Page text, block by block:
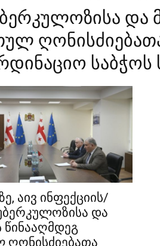
და
საბჭოს
აივ ინფექციის/
და
ღონისძიებათა